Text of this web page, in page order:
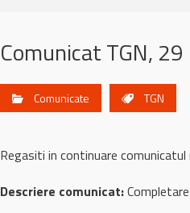
Comunicat TGN,
Comunicate TGN
Regasiti in continuare
Descriere comunicat: